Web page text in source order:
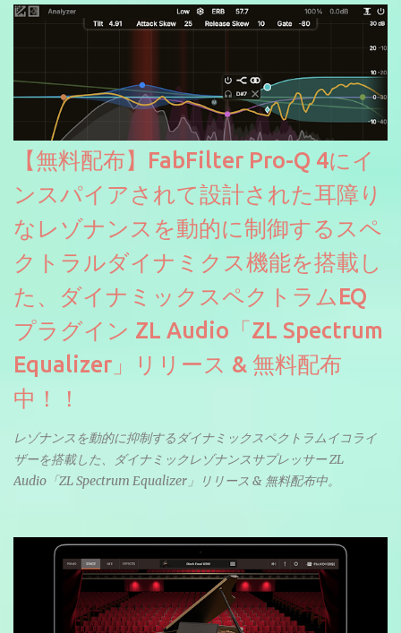
【無料配布】FabFilter Pro-Q 4にイ
ンスパイアされて設計された耳障り
なレゾナンスを動的に制御するスペ
クトラルダイナミクス機能を搭載し
た、ダイナミックスペクトラムEQ
プラグイン ZL Audio「ZL Spectrum
Equalizer」リリース & 無料配布
中！！
レゾナンスを動的に抑制するダイナミックスペクトラムイコライ
ザーを搭載した、ダイナミックレゾナンスサプレッサー ZL
Audio「ZL Spectrum Equalizer」リリース & 無料配布中。